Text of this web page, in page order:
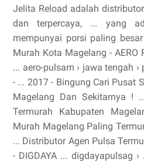
Jelita Reload adalah
dan terpercaya, ... yang
mempunyai porsi paling
Murah Kota Magelang - AERO
... aero-pulsam › jawa tengah
- ... 2017 - Bingung Cari Pusat
Magelang Dan Sekitarnya !
Termurah Kabupaten
Murah Magelang Paling
... Distributor Agen Pulsa
- DIGDAYA ... digdayapulsag